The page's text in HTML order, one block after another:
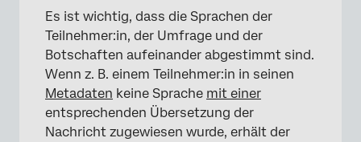
Es ist wichtig, dass die Sprachen der
Teilnehmer:in, der Umfrage und der
Botschaften aufeinander abgestimmt sind.
Wenn z. B. einem Teilnehmer:in in seinen
Metadaten keine Sprache mit einer
entsprechenden Übersetzung der
Nachricht zugewiesen wurde, erhält der